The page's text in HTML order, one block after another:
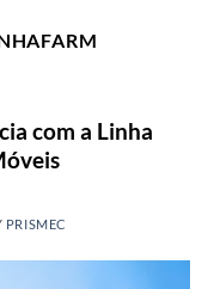
com a Linha
PRISMEC